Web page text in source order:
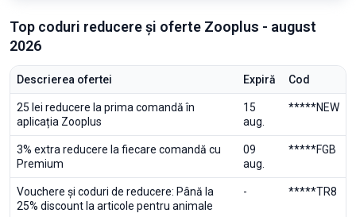
Top coduri reducere și oferte Zooplus - august
2026
Descrierea ofertei Expiră Cod
25 lei reducere la prima comandă în
aplicația Zooplus
15
aug.
*****NEW
3% extra reducere la fiecare comandă cu
Premium
09
aug.
*****FGB
Vouchere și coduri de reducere: Până la
25% discount la articole pentru animale
- *****TR8